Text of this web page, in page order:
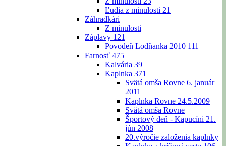
Ľudia z minulosti 21
Záhradkári
Z minulosti
Záplavy 121
Povodeň Lodňanka 2010 111
Farnosť 475
Kalvária 39
Kaplnka 371
Svätá omša Rovne 6. január
2011
Kaplnka Rovne 24.5.2009
Svätá omša Rovne
Športový deň - Kapucíni 21.
jún 2008
20.výročie založenia kaplnky